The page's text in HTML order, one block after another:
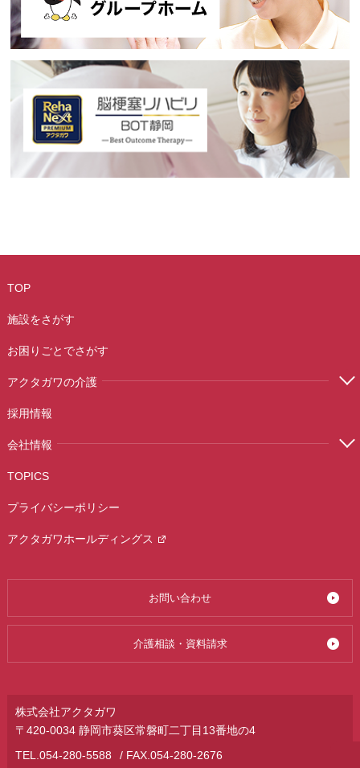
TOP
施設をさがす
お困りごとでさがす
アクタガワの介護
採用情報
会社情報
お問い合わせ
TOPICS
介護相談・資料請求
プライバシーポリシー
アクタガワホールディングス
株式会社アクタガワ
〒420-0034 静岡市葵区常磐町二丁目13番地の4
TEL.054-280-5588 / FAX.054-280-2676